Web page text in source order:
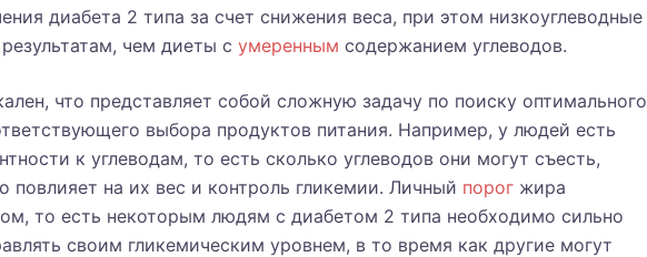
диабета 2 типа за счет снижения веса, при этом низкоуглеводные
чем диеты с умеренным содержанием углеводов.
что представляет собой сложную задачу по поиску оптимального
выбора продуктов питания. Например, у людей есть
к углеводам, то есть сколько углеводов они могут съесть,
повлияет на их вес и контроль гликемии. Личный порог жира
то есть некоторым людям с диабетом 2 типа необходимо сильно
своим гликемическим уровнем, в то время как другие могут